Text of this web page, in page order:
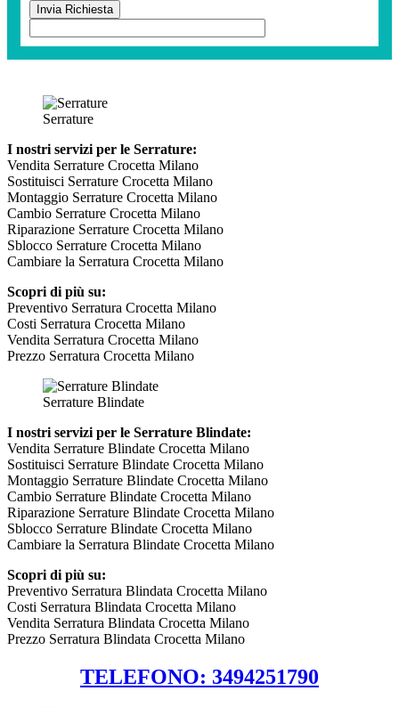
Serrature
I nostri servizi per le Serrature:
Vendita Serrature Crocetta Milano
Sostituisci Serrature Crocetta Milano
Montaggio Serrature Crocetta Milano
Cambio Serrature Crocetta Milano
Riparazione Serrature Crocetta Milano
Sblocco Serrature Crocetta Milano
Cambiare la Serratura Crocetta Milano
Scopri di più su:
Preventivo Serratura Crocetta Milano
Costi Serratura Crocetta Milano
Vendita Serratura Crocetta Milano
Prezzo Serratura Crocetta Milano
Serrature Blindate
I nostri servizi per le Serrature Blindate:
Vendita Serrature Blindate Crocetta Milano
Sostituisci Serrature Blindate Crocetta Milano
Montaggio Serrature Blindate Crocetta Milano
Cambio Serrature Blindate Crocetta Milano
Riparazione Serrature Blindate Crocetta Milano
Sblocco Serrature Blindate Crocetta Milano
Cambiare la Serratura Blindate Crocetta Milano
Scopri di più su:
Preventivo Serratura Blindata Crocetta Milano
Costi Serratura Blindata Crocetta Milano
Vendita Serratura Blindata Crocetta Milano
Prezzo Serratura Blindata Crocetta Milano
TELEFONO: 3494251790